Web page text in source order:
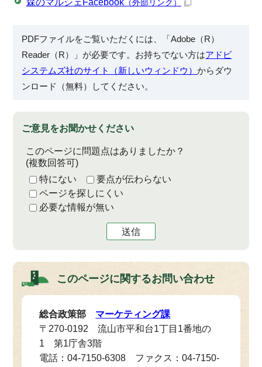
森のマルシェFacebook （外部リンク）
PDFファイルをご覧いただくには、「Adobe（R）
Reader（R）」が必要です。お持ちでない方はアドビ
システムズ社のサイト（新しいウィンドウ）からダウ
ンロード（無料）してください。
ご意見をお聞かせください
このページに問題点はありましたか？
(複数回答可)
特にない
要点が伝わらない
ページを探しにくい
必要な情報が無い
送信
このページに関するお問い合わせ
総合政策部 マーケティング課
〒270-0192 流山市平和台1丁目1番地の
1 第1庁舎3階
電話：04-7150-6308 ファクス：04-7150-